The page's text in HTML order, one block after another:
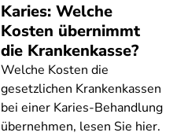
Karies: Welche
Kosten übernimmt
die Krankenkasse?
Welche Kosten die
gesetzlichen Krankenkassen
bei einer Karies-Behandlung
übernehmen, lesen Sie hier.